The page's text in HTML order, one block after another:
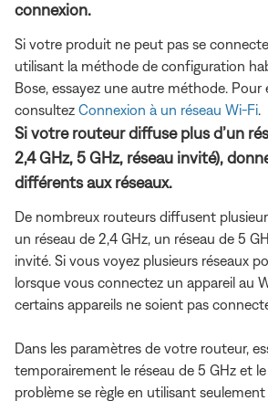
connexion.
Si votre produit ne peut pas se
utilisant la méthode de configuration
Bose, essayez une autre méthode. Pour
consultez Connexion à un réseau Wi-Fi
Si votre routeur diffuse plus d’un
2,4 GHz, 5 GHz, réseau invité),
différents aux réseaux.
De nombreux routeurs diffusent
un réseau de 2,4 GHz, un réseau de 5
invité. Si vous voyez plusieurs réseaux
lorsque vous connectez un appareil au
certains appareils ne soient pas
Dans les paramètres de votre routeur,
temporairement le réseau de 5 GHz et
problème se règle en utilisant seulement